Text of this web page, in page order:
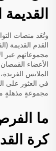
القديمة
وتُعَد منصات
القدم القديمة
مجموعاتهم عبر
الأعضاء
الملابس
في العثور على
مجموعةٍ مذهلةٍ
ما
كرة